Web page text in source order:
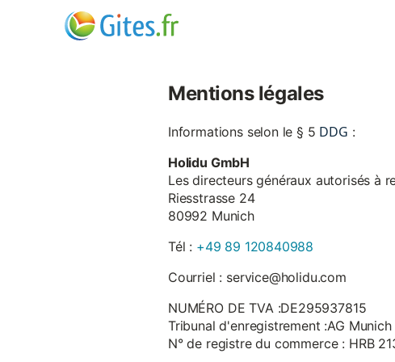
Mentions légales
Informations selon le § 5 DDG :
Holidu GmbH
Les directeurs généraux autorisés à
Riesstrasse 24
80992 Munich
Tél : +49 89 120840988
Courriel : service@holidu.com
NUMÉRO DE TVA :DE295937815
Tribunal d'enregistrement :AG Munich
N° de registre du commerce : HRB